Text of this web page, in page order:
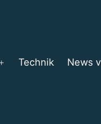
Menü
Technik News